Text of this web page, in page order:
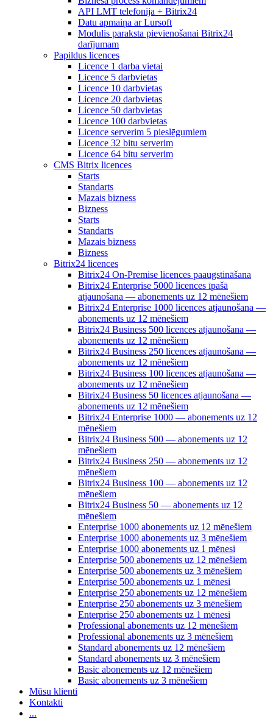
API LMT telefonija + Bitrix24
Datu apmaiņa ar Lursoft
Modulis paraksta pievienošanai Bitrix24
darījumam
Papildus licences
Licence 1 darba vietai
Licence 5 darbvietas
Licence 10 darbvietas
Licence 20 darbvietas
Licence 50 darbvietas
Licence 100 darbvietas
Licence serverim 5 pieslēgumiem
Licence 32 bitu serverim
Licence 64 bitu serverim
CMS Bitrix licences
Starts
Standarts
Mazais bizness
Bizness
Starts
Standarts
Mazais bizness
Bizness
Bitrix24 licences
Bitrix24 On-Premise licences paaugstināšana
Bitrix24 Enterprise 5000 licences īpašā
atjaunošana — abonements uz 12 mēnešiem
Bitrix24 Enterprise 1000 licences atjaunošana —
abonements uz 12 mēnešiem
Bitrix24 Business 500 licences atjaunošana —
abonements uz 12 mēnešiem
Bitrix24 Business 250 licences atjaunošana —
abonements uz 12 mēnešiem
Bitrix24 Business 100 licences atjaunošana —
abonements uz 12 mēnešiem
Bitrix24 Business 50 licences atjaunošana —
abonements uz 12 mēnešiem
Bitrix24 Enterprise 1000 — abonements uz 12
mēnešiem
Bitrix24 Business 500 — abonements uz 12
mēnešiem
Bitrix24 Business 250 — abonements uz 12
mēnešiem
Bitrix24 Business 100 — abonements uz 12
mēnešiem
Bitrix24 Business 50 — abonements uz 12
mēnešiem
Enterprise 1000 abonements uz 12 mēnešiem
Enterprise 1000 abonements uz 3 mēnešiem
Enterprise 1000 abonements uz 1 mēnesi
Enterprise 500 abonements uz 12 mēnešiem
Enterprise 500 abonements uz 3 mēnešiem
Enterprise 500 abonements uz 1 mēnesi
Enterprise 250 abonements uz 12 mēnešiem
Enterprise 250 abonements uz 3 mēnešiem
Enterprise 250 abonements uz 1 mēnesi
Professional abonements uz 12 mēnešiem
Professional abonements uz 3 mēnešiem
Standard abonements uz 12 mēnešiem
Standard abonements uz 3 mēnešiem
Basic abonements uz 12 mēnešiem
Basic abonements uz 3 mēnešiem
Mūsu klienti
Kontakti
...